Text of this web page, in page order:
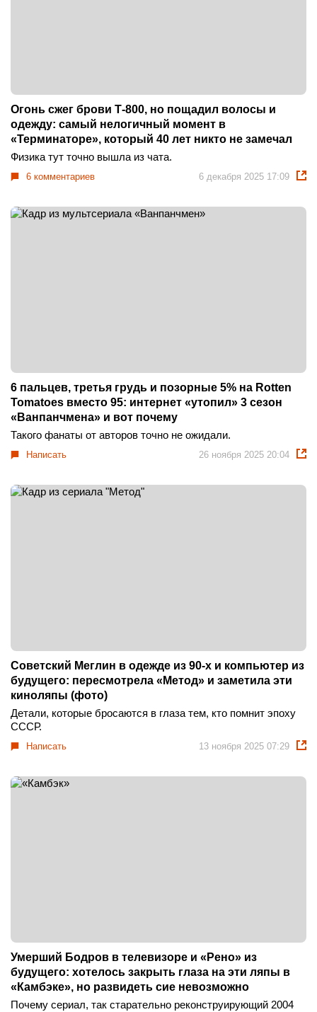
Огонь сжег брови Т-800, но пощадил волосы и
одежду: самый нелогичный момент в
«Терминаторе», который 40 лет никто не замечал
Физика тут точно вышла из чата.
6 комментариев 6 декабря 2025 17:09
6 пальцев, третья грудь и позорные 5% на Rotten
Tomatoes вместо 95: интернет «утопил» 3 сезон
«Ванпанчмена» и вот почему
Такого фанаты от авторов точно не ожидали.
Написать 26 ноября 2025 20:04
Советский Меглин в одежде из 90-х и компьютер из
будущего: пересмотрела «Метод» и заметила эти
киноляпы (фото)
Детали, которые бросаются в глаза тем, кто помнит эпоху
СССР.
Написать 13 ноября 2025 07:29
Умерший Бодров в телевизоре и «Рено» из
будущего: хотелось закрыть глаза на эти ляпы в
«Камбэке», но развидеть сие невозможно
Почему сериал, так старательно реконструирующий 2004